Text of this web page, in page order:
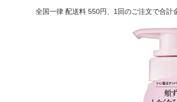
全国一律 配送料 550円、1回のご注文で合計